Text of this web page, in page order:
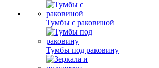
Тумбы с раковиной
Тумбы под раковину